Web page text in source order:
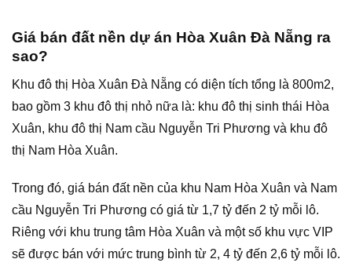
Giá bán đất nền dự án Hòa Xuân Đà Nẵng ra
sao?
Khu đô thị Hòa Xuân Đà Nẵng có diện tích tổng là 800m2,
bao gồm 3 khu đô thị nhỏ nữa là: khu đô thị sinh thái Hòa
Xuân, khu đô thị Nam cầu Nguyễn Tri Phương và khu đô
thị Nam Hòa Xuân.
Trong đó, giá bán đất nền của khu Nam Hòa Xuân và Nam
cầu Nguyễn Tri Phương có giá từ 1,7 tỷ đến 2 tỷ mỗi lô.
Riêng với khu trung tâm Hòa Xuân và một số khu vực VIP
sẽ được bán với mức trung bình từ 2, 4 tỷ đến 2,6 tỷ mỗi lô.